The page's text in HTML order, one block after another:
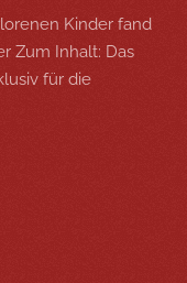
Kinder fand
Zum Inhalt: Das
für die